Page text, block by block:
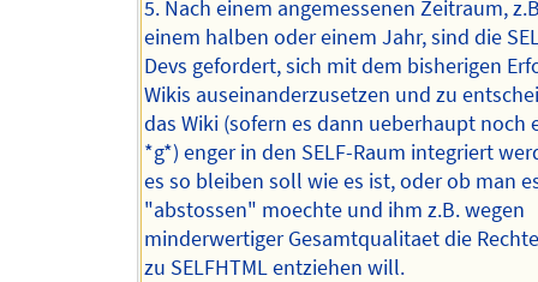
5. Nach einem angemessenen Zeitraum,
einem halben oder einem Jahr, sind die
Devs gefordert, sich mit dem bisherigen
Wikis auseinanderzusetzen und zu
das Wiki (sofern es dann ueberhaupt noch
*g*) enger in den SELF-Raum integriert
es so bleiben soll wie es ist, oder ob man
"abstossen" moechte und ihm z.B. wegen
minderwertiger Gesamtqualitaet die
zu SELFHTML entziehen will.